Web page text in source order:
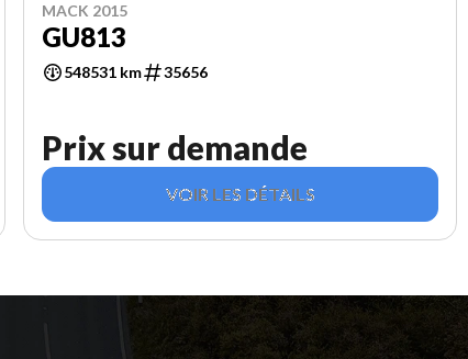
MACK 2015
GU813
548531 km 35656
Prix sur demande
VOIR LES DÉTAILS